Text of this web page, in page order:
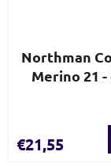
Northman
Merino 21
€21,55